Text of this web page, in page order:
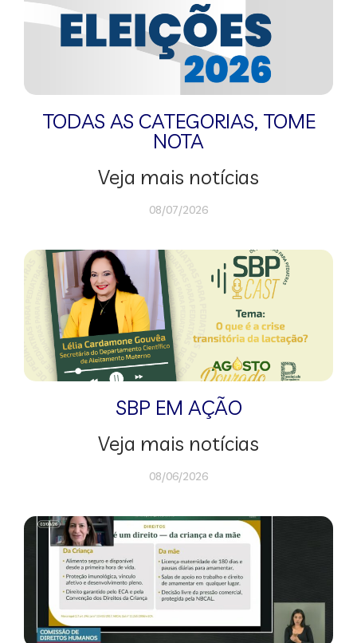
TODAS AS CATEGORIAS, TOME
NOTA
Veja mais notícias
08/07/2026
SBP EM AÇÃO
Veja mais notícias
08/06/2026